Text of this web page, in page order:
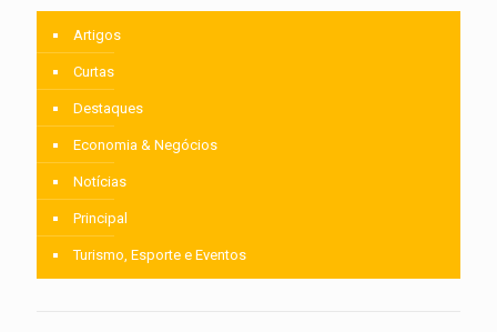
Artigos
Curtas
Destaques
Economia & Negócios
Notícias
Principal
Turismo, Esporte e Eventos